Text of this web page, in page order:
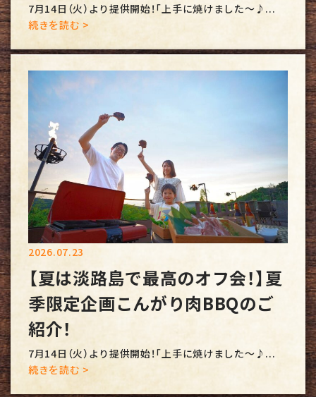
7月14日（火）より提供開始！「上手に焼けました～♪...
続きを読む >
2026.07.23
【夏は淡路島で最高のオフ会！】夏
季限定企画こんがり肉BBQのご
紹介！
7月14日（火）より提供開始！「上手に焼けました～♪...
続きを読む >